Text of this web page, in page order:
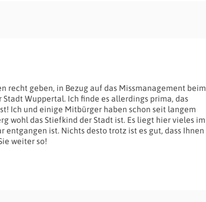
recht geben, in Bezug auf das Missmanagement beim
Wuppertal. Ich finde es allerdings prima, das
Ich und einige Mitbürger haben schon seit langem
wohl das Stiefkind der Stadt ist. Es liegt hier vieles im
entgangen ist. Nichts desto trotz ist es gut, dass Ihnen
weiter so!